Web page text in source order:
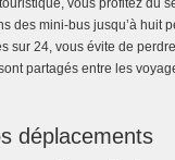
vous profitez du
des mini-bus jusqu’à huit
24, vous évite de
partagés entre les
déplacements